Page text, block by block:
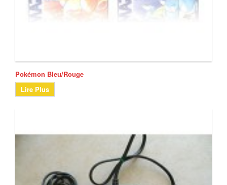
Pokémon Bleu/Rouge
Lire Plus